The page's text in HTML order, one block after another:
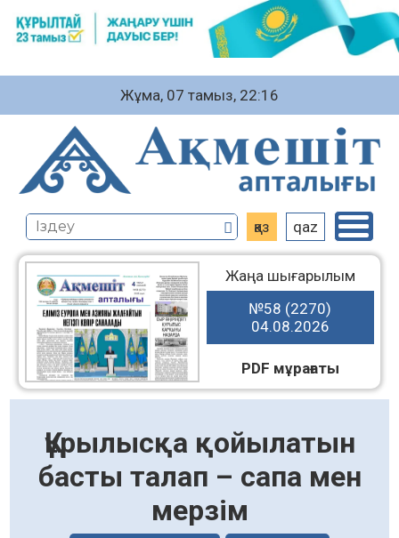
Жұма, 07 тамыз, 22:16
қаз qaz
Жаңа шығарылым
№58 (2270)
04.08.2026
PDF мұрағаты
Құрылысқа қойылатын
басты талап – сапа мен
мерзім